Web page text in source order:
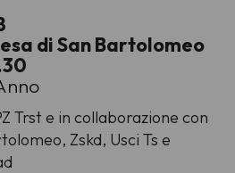
di San Bartolomeo
Trst e in collaborazione con
Zskd, Usci Ts e